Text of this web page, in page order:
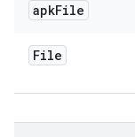
apkFile
File